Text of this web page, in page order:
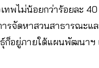
ทพไม่น้อยกว่าร้อยละ
รจัดหาสวนสาธารณะแล
ก็อยู่ภายใต้แผนพัฒนาฯ